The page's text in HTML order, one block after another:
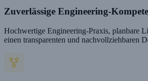
Zuverlässige Engineering-
Hochwertige Engineering-Praxis, planbare
einen transparenten und nachvollziehbaren